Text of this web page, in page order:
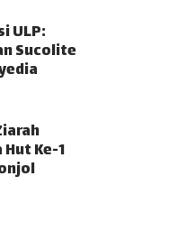
ULP:
Sucolite
Ke-1